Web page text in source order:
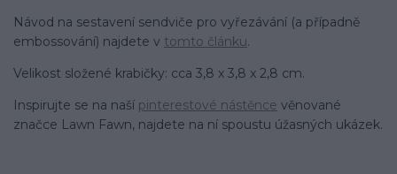
Návod na sestavení sendviče pro vyřezávání (a případně
embossování) najdete v tomto článku.
Velikost složené krabičky: cca 3,8 x 3,8 x 2,8 cm.
Inspirujte se na naší pinterestové nástěnce věnované
značce Lawn Fawn, najdete na ní spoustu úžasných ukázek.